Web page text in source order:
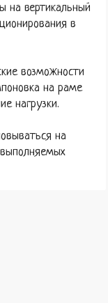
на вертикальный
в
возможности
на раме
нагрузки.
на